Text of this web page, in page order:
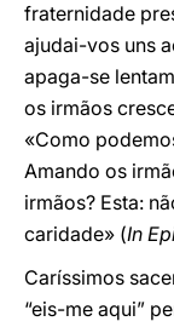
fraternidade
ajudai-vos uns
apaga-se
os irmãos
«Como
Amando os
irmãos? Esta:
caridade» (In
Caríssimos
“eis-me aqui”